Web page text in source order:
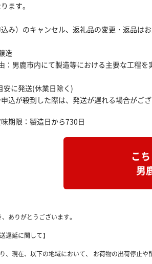
ます。
み）のキャンセル、返礼品の変更・返品は
造
：男鹿市内にて製造等における主要な工程
安に発送(休業日除く)
込が殺到した際は、発送が遅れる場合がござ
期限：製造日から730日
こ
男
ありがとうございます。
遅延に関して】
、現在、以下の地域において、 お荷物の出荷停止や